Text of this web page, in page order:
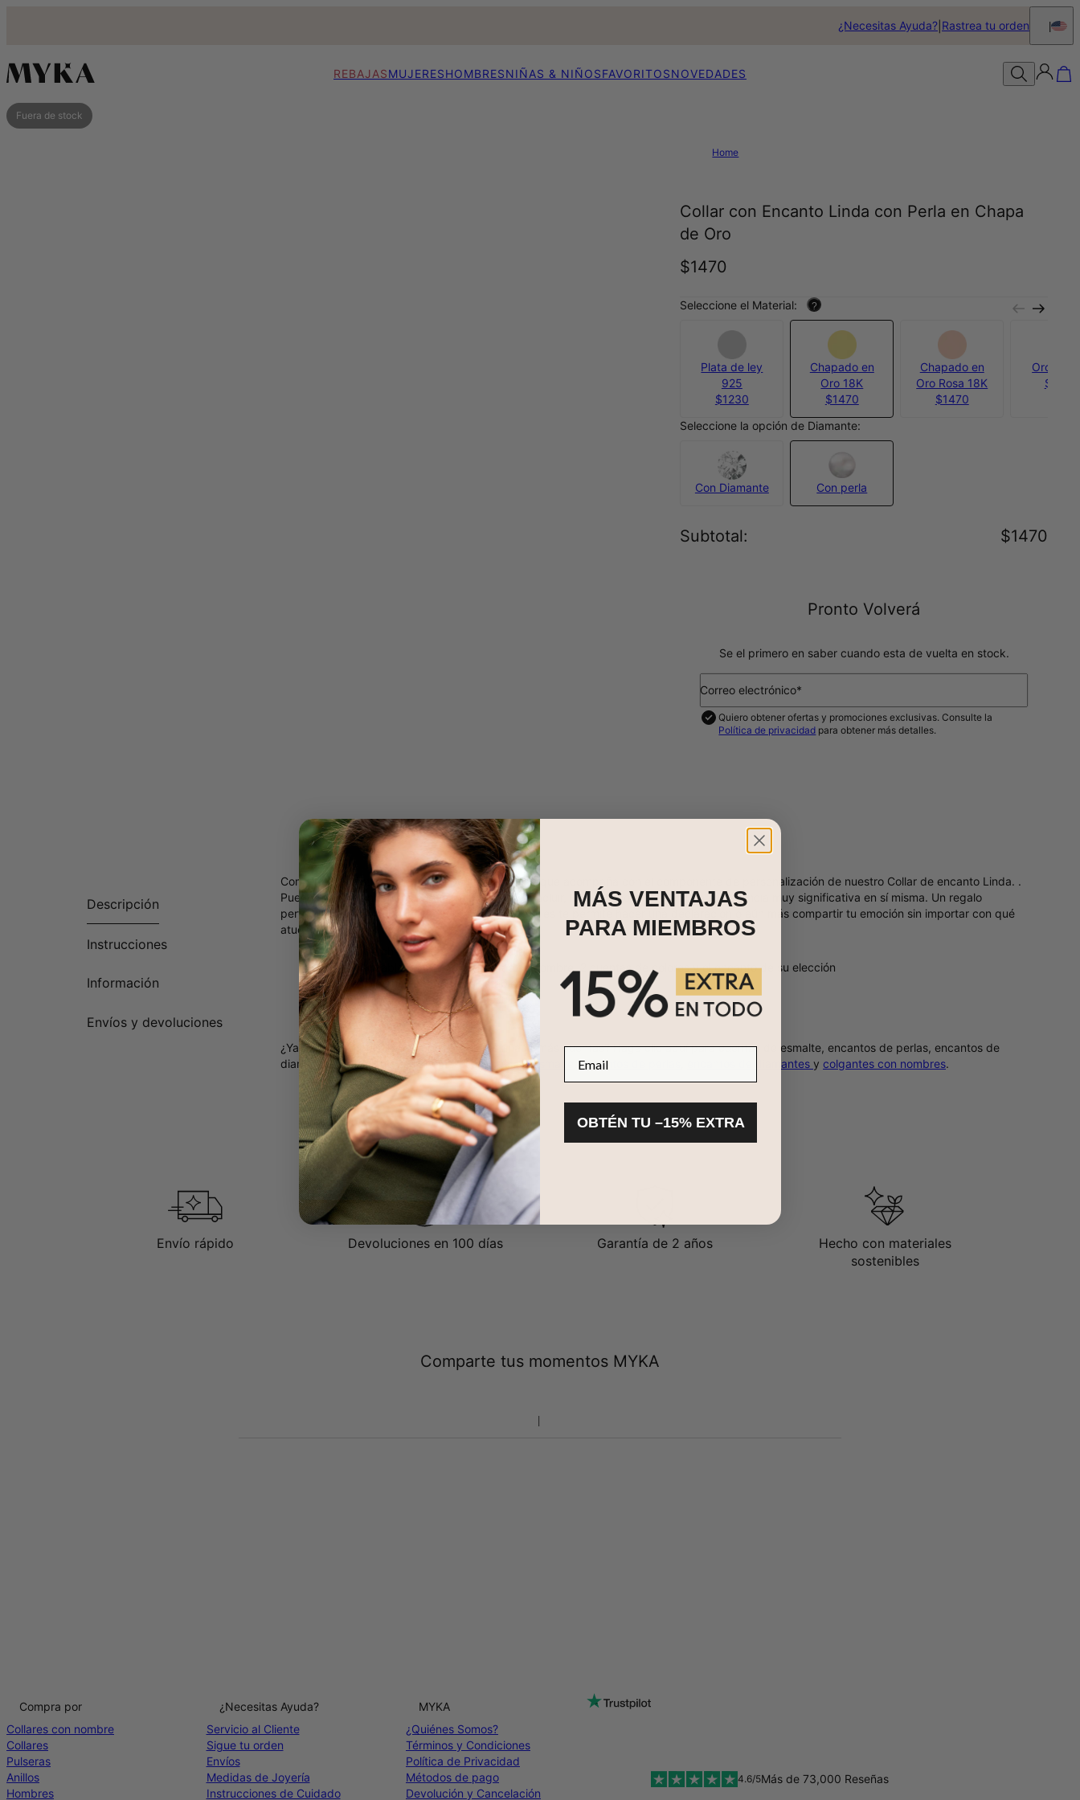
¿Necesitas Ayuda? Rastrea tu orden
REBAJASMUJERESHOMBRESNIÑAS & NIÑOSFAVORITOSNOVEDADES
Fuera de stock
Home
Collar con Encanto Linda con Perla en Chapa
de Oro
$1470
Seleccione el Material: ?
Plata de ley
925
$1230
Chapado en
Oro 18K
$1470
Chapado en
Oro Rosa 18K
$1470
Oro
$2030
Seleccione la opción de Diamante:
Con Diamante Con perla
Subtotal: $1470
Pronto Volverá
Se el primero en saber cuando esta de vuelta en stock.
Correo electrónico*
Quiero obtener ofertas y promociones exclusivas. Consulte la
Política de privacidad para obtener más detalles.
Descripción
Instrucciones
Información
Envíos y devoluciones
Combine la sofisticación de una perla y el deleite que acompaña con el componente de personalización de nuestro Collar de encanto Linda. .
Puede elegir los nombres o palabras que desea incluir, lo que lo convierte en una experiencia muy significativa en sí misma. Un regalo
perfecto para el Día de la Madre, este collar de dijes te permite hacer una declaración o aún más compartir tu emoción sin importar con qué
atuendo optes por usarlo.
Hecho de chapado en oro de 18 quilates
Personalizable con hasta 6 cuentas de nombre, 2 cuentas de colores y el encanto de su elección
Disponible en 3 longitudes ajustables
Todas las letras están en mayúscula
¿Ya tienes una pulsera (o collar) y quieres añadir más cuentas? Haga clic aquí para cuentas de esmalte, encantos de perlas, encantos de
diamantes y colgantes con nombrescuentas de esmalte ,encantos de perlas encantos de diamantes y colgantes con nombres.
Envío rápido Devoluciones en 100 días Garantía de 2 años
Hecho con materiales
sostenibles
Comparte tus momentos MYKA
Compra por
Collares con nombre
Collares
Pulseras
Anillos
Hombres
¿Necesitas Ayuda?
Servicio al Cliente
Sigue tu orden
Envíos
Medidas de Joyería
Instrucciones de Cuidado
MYKA
¿Quiénes Somos?
Términos y Condiciones
Política de Privacidad
Métodos de pago
Devolución y Cancelación
4.6/5Más de 73,000 Reseñas
MÁS VENTAJAS
PARA MIEMBROS
OBTÉN TU –15% EXTRA